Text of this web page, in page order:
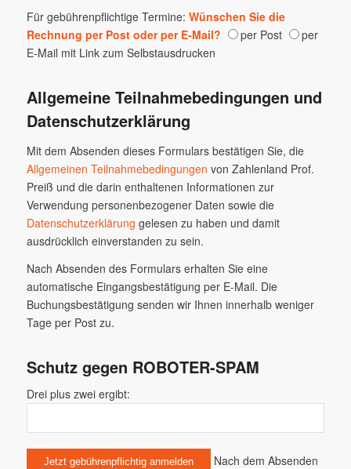
Für gebührenpflichtige Termine: Wünschen Sie die
Rechnung per Post oder per E-Mail?
per Post
per
E-Mail mit Link zum Selbstausdrucken
Allgemeine Teilnahmebedingungen und
Datenschutzerklärung
Mit dem Absenden dieses Formulars bestätigen Sie, die
Allgemeinen Teilnahmebedingungen von Zahlenland Prof.
Preiß und die darin enthaltenen Informationen zur
Verwendung personenbezogener Daten sowie die
Datenschutzerklärung gelesen zu haben und damit
ausdrücklich einverstanden zu sein.
Nach Absenden des Formulars erhalten Sie eine
automatische Eingangsbestätigung per E-Mail. Die
Buchungsbestätigung senden wir Ihnen innerhalb weniger
Tage per Post zu.
Schutz gegen ROBOTER-SPAM
Drei plus zwei ergibt:
Nach dem Absenden